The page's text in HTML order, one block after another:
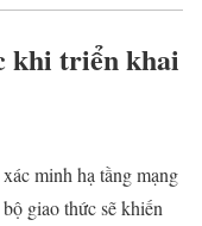
khi triển khai
minh hạ tầng mạng
giao thức sẽ khiến